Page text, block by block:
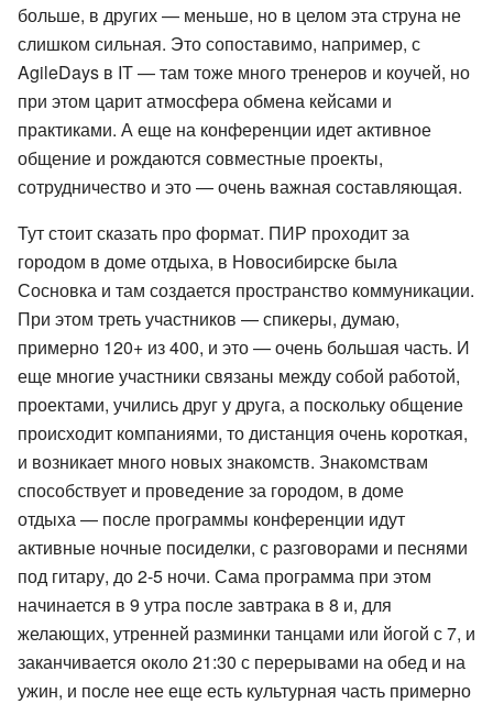
больше, в других — меньше, но в целом эта струна не
слишком сильная. Это сопоставимо, например, с
AgileDays в IT — там тоже много тренеров и коучей, но
при этом царит атмосфера обмена кейсами и
практиками. А еще на конференции идет активное
общение и рождаются совместные проекты,
сотрудничество и это — очень важная составляющая.
Тут стоит сказать про формат. ПИР проходит за
городом в доме отдыха, в Новосибирске была
Сосновка и там создается пространство коммуникации.
При этом треть участников — спикеры, думаю,
примерно 120+ из 400, и это — очень большая часть. И
еще многие участники связаны между собой работой,
проектами, учились друг у друга, а поскольку общение
происходит компаниями, то дистанция очень короткая,
и возникает много новых знакомств. Знакомствам
способствует и проведение за городом, в доме
отдыха — после программы конференции идут
активные ночные посиделки, с разговорами и песнями
под гитару, до 2-5 ночи. Сама программа при этом
начинается в 9 утра после завтрака в 8 и, для
желающих, утренней разминки танцами или йогой с 7, и
заканчивается около 21:30 с перерывами на обед и на
ужин, и после нее еще есть культурная часть примерно